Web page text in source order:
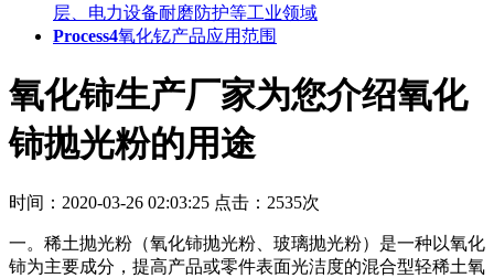
层、电力设备耐磨防护等工业领域
Process4氧化钇产品应用范围
氧化铈生产厂家为您介绍氧化
铈抛光粉的用途
时间：2020-03-26 02:03:25 点击：2535次
一。稀土抛光粉（氧化铈抛光粉、玻璃抛光粉）是一种以氧化
铈为主要成分，提高产品或零件表面光洁度的混合型轻稀土氧